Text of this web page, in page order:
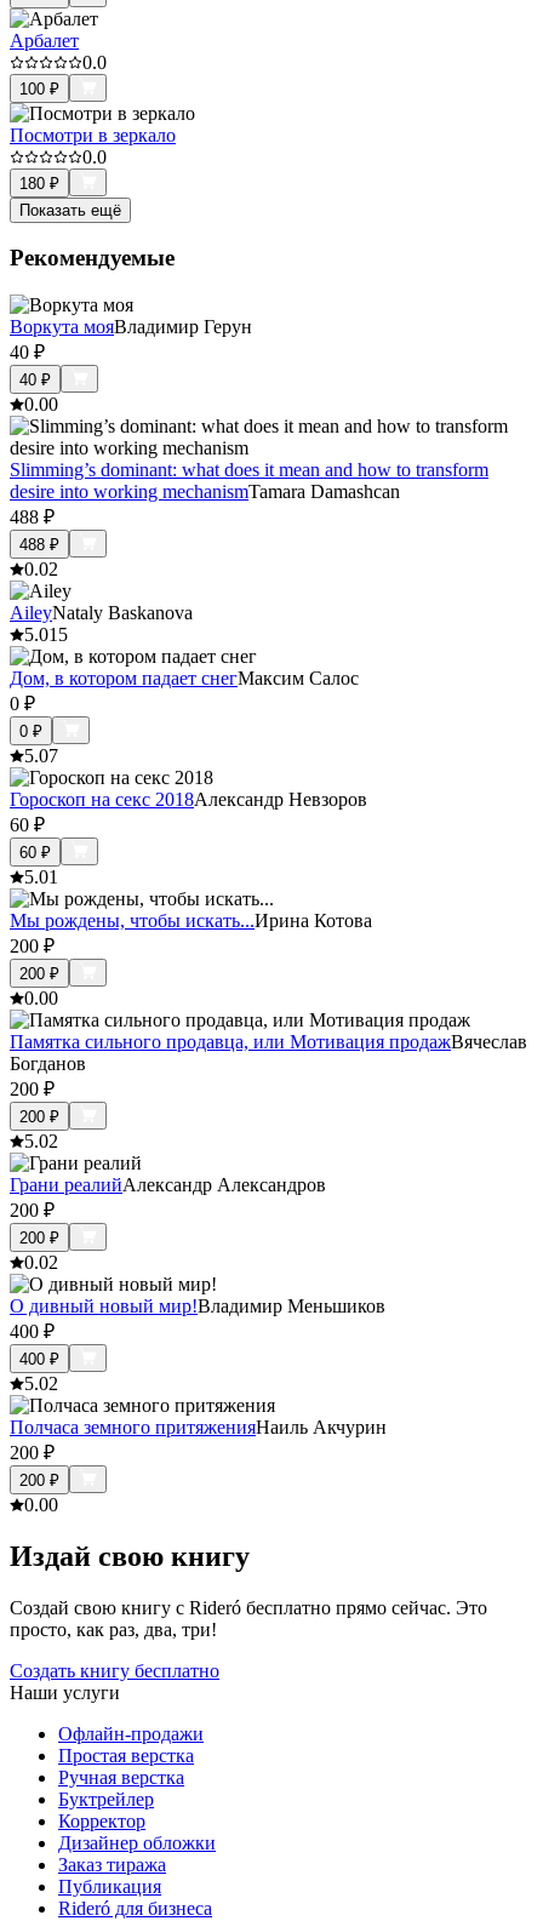
Арбалет
0.0
100 ₽
Посмотри в зеркало
0.0
180 ₽
Показать ещё
Рекомендуемые
Воркута мояВладимир Герун
40 ₽
40 ₽
0.00
Slimming’s dominant: what does it mean and how to transform
desire into working mechanismTamara Damashcan
488 ₽
488 ₽
0.02
AileyNataly Baskanova
5.015
Дом, в котором падает снегМаксим Салос
0 ₽
0 ₽
5.07
Гороскоп на секс 2018Александр Невзоров
60 ₽
60 ₽
5.01
Мы рождены, чтобы искать...Ирина Котова
200 ₽
200 ₽
0.00
Памятка сильного продавца, или Мотивация продажВячеслав
Богданов
200 ₽
200 ₽
5.02
Грани реалийАлександр Александров
200 ₽
200 ₽
0.02
О дивный новый мир!Владимир Меньшиков
400 ₽
400 ₽
5.02
Полчаса земного притяженияНаиль Акчурин
200 ₽
200 ₽
0.00
Издай свою книгу
Создай свою книгу с Rideró бесплатно прямо сейчас. Это
просто, как раз, два, три!
Создать книгу бесплатно
Наши услуги
Офлайн-продажи
Простая верстка
Ручная верстка
Буктрейлер
Корректор
Дизайнер обложки
Заказ тиража
Публикация
Rideró для бизнеса